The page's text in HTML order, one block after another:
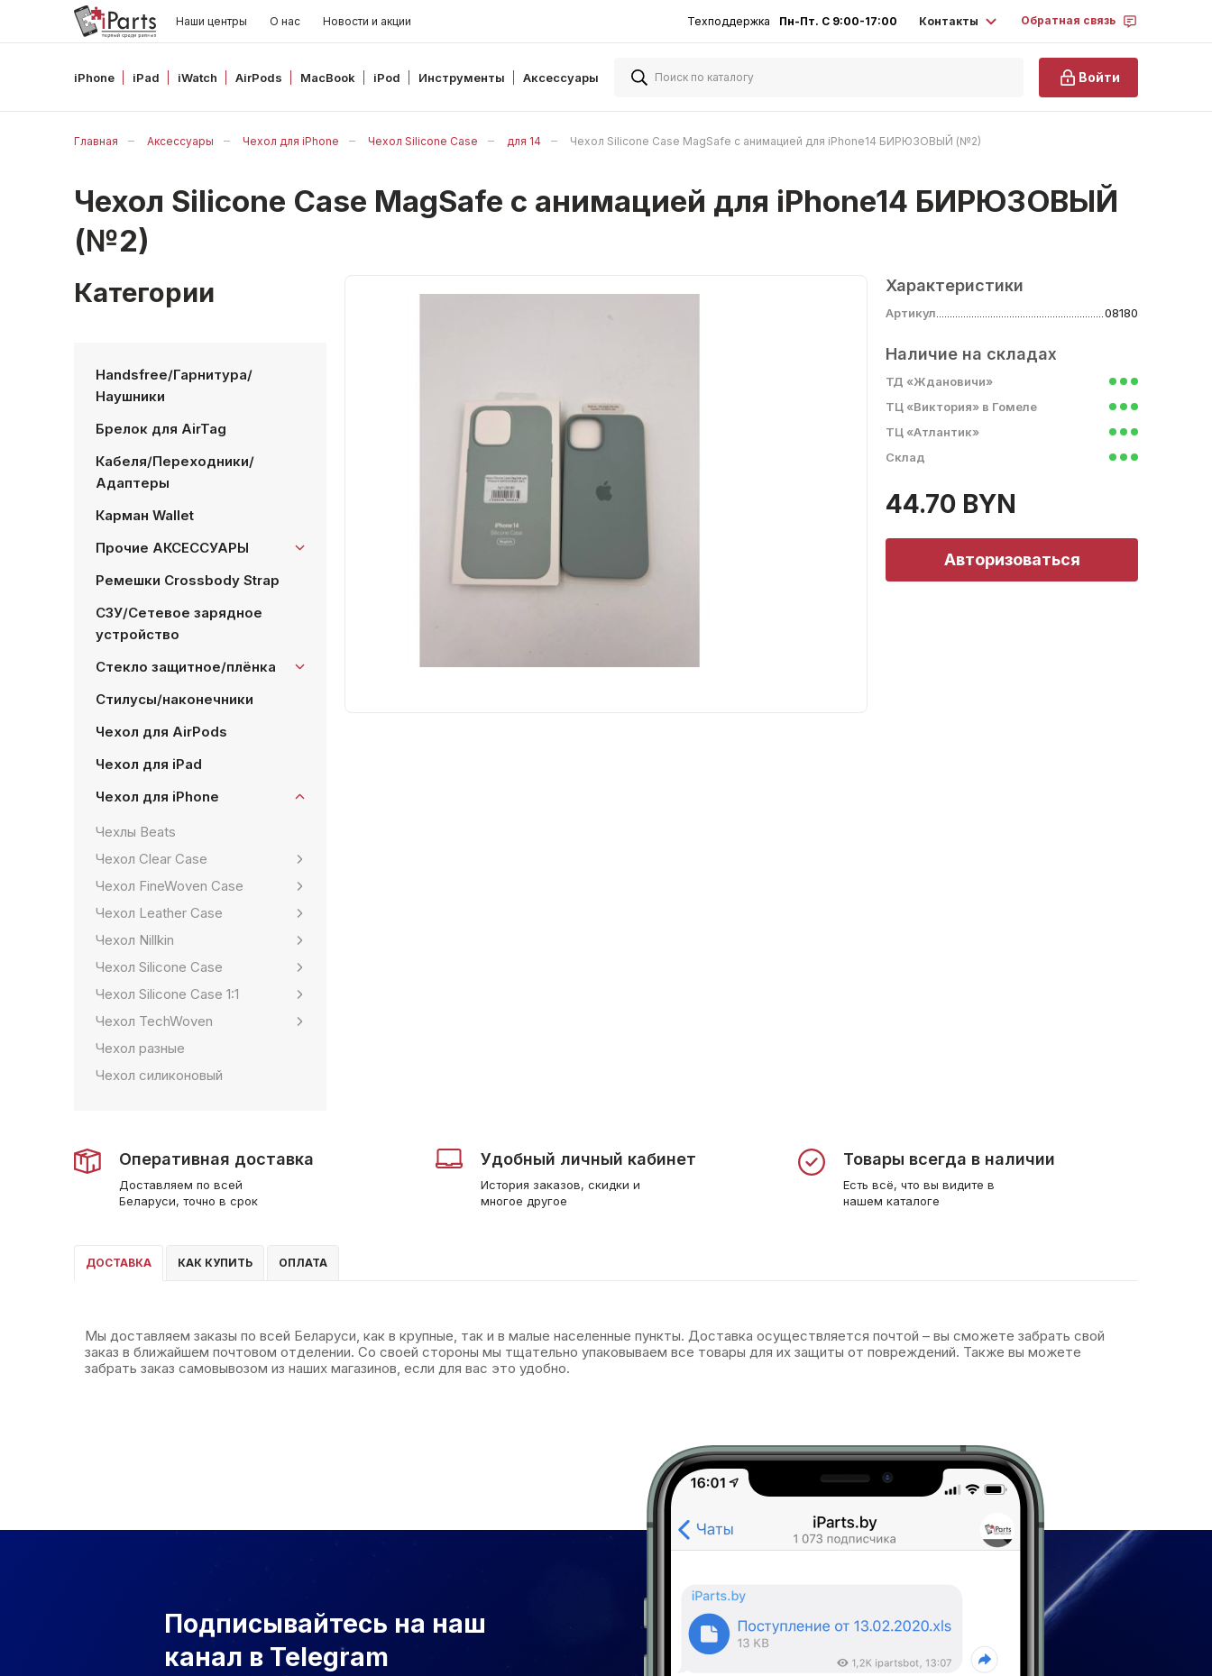
Наши центры О нас Новости и акции Техподдержка Пн-Пт. С 9:00-17:00 Контакты Обратная связь
iPhone iPad iWatch AirPods MacBook iPod Инструменты Аксессуары Войти
Главная Аксессуары Чехол для iPhone Чехол Silicone Case для 14 Чехол Silicone Case MagSafe с анимацией для iPhone14 БИРЮЗОВЫЙ (№2)
Чехол Silicone Case MagSafe с анимацией для iPhone14 БИРЮЗОВЫЙ
(№2)
Категории
Handsfree/Гарнитура/
Наушники
Брелок для AirTag
Кабеля/Переходники/
Адаптеры
Карман Wallet
Прочие АКСЕССУАРЫ
Ремешки Crossbody Strap
СЗУ/Сетевое зарядное
устройство
Стекло защитное/плёнка
Стилусы/наконечники
Чехол для AirPods
Чехол для iPad
Чехол для iPhone
Чехлы Beats
Чехол Clear Case
Чехол FineWoven Case
Чехол Leather Case
Чехол Nillkin
Чехол Silicone Case
Чехол Silicone Case 1:1
Чехол TechWoven
Чехол разные
Чехол силиконовый
Характеристики
Артикул 08180
Наличие на складах
ТД «Ждановичи»
ТЦ «Виктория» в Гомеле
ТЦ «Атлантик»
Склад
44.70 BYN
Авторизоваться
Оперативная доставка
Доставляем по всей
Беларуси, точно в срок
Удобный личный кабинет
История заказов, скидки и
многое другое
Товары всегда в наличии
Есть всё, что вы видите в
нашем каталоге
ДОСТАВКА КАК КУПИТЬ ОПЛАТА
Мы доставляем заказы по всей Беларуси, как в крупные, так и в малые населенные пункты. Доставка осуществляется почтой – вы сможете забрать свой
заказ в ближайшем почтовом отделении. Со своей стороны мы тщательно упаковываем все товары для их защиты от повреждений. Также вы можете
забрать заказ самовывозом из наших магазинов, если для вас это удобно.
Подписывайтесь на наш
канал в Telegram